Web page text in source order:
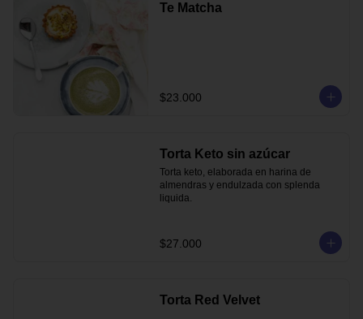
Te Matcha
$23.000
Torta Keto sin azúcar
Torta keto, elaborada en harina de
almendras y endulzada con splenda
liquida.
$27.000
Torta Red Velvet